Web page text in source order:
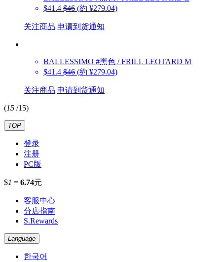
$41.4 $46 (約 ¥279.04)
关注商品 申请到货通知
BALLESSIMO #黑色 / FRILL LEOTARD M
$41.4 $46 (約 ¥279.04)
关注商品 申请到货通知
(15 /15)
TOP
登录
注册
PC版
$1 = 6.74元
客服中心
分店指南
S.Rewards
Language
한국어